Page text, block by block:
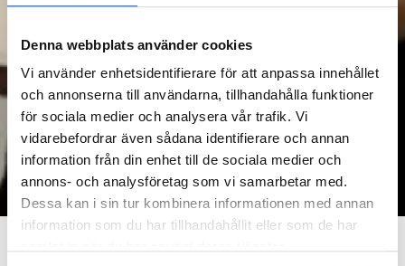
Denna webbplats använder cookies
Vi använder enhetsidentifierare för att anpassa innehållet
och annonserna till användarna, tillhandahålla funktioner
för sociala medier och analysera vår trafik. Vi
vidarebefordrar även sådana identifierare och annan
information från din enhet till de sociala medier och
annons- och analysföretag som vi samarbetar med.
Dessa kan i sin tur kombinera informationen med annan
information som du har tillhandahållit eller som de har